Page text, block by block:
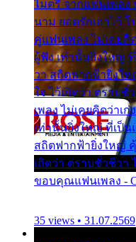
ไมตรี จากแฟนเพล
นาม ยอดรักเอาไว้ โ
คู่แฟนเพลง ไม่เคยคิ
ผู้ฟัง เท่านั้นยิ่งใหญ่
วา สถิตฟากฟ้ายิ่งใ
ใจ ไว้เถิดว่า ตราบ
เพลง ไม่เคยคิดว่าเ
เท่านั้นยิ่งใหญ่ ที่เป็น
สถิตฟากฟ้ายิ่งใหญ่
เถิดว่า ตราบชั่วชีวา
ขอบคุณแฟนเพลง -
35 views • 31.07.2569